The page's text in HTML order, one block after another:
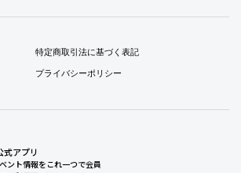
特定商取引法に基づく表記
プライバシーポリシー
式アプリ
ント情報をこれ一つで会員